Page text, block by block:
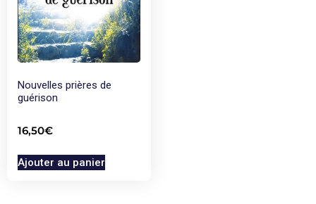
Nouvelles prières de
guérison
16,50€
Ajouter au panier